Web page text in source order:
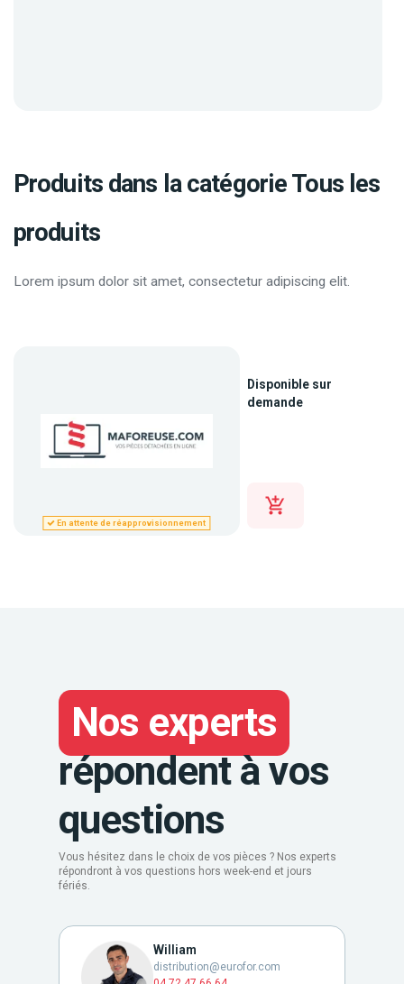
Produits dans la catégorie Tous les
produits
Lorem ipsum dolor sit amet, consectetur adipiscing elit.
En attente de réapprovisionnement
Disponible sur
demande
Nos experts
répondent à vos
questions
Vous hésitez dans le choix de vos pièces ? Nos experts
répondront à vos questions hors week-end et jours
fériés.
William
distribution@eurofor.com